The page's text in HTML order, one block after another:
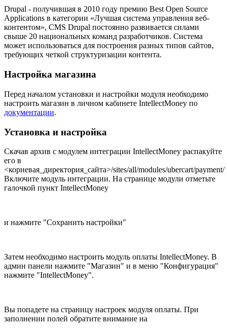
Drupal - получившая в 2010 году премию Best Open Source
Applications в категории «Лучшая система управления веб-
контентом», CMS Drupal постоянно развивается силами
свыше 20 национальных команд разработчиков. Система
может использоваться для построения разных типов сайтов,
требующих четкой структуризации контента.
Настройка магазина
Перед началом установки и настройки модуля необходимо
настроить магазин в личном кабинете IntellectMoney по
документации.
Установка и настройка
Скачав архив с модулем интеграции IntellectMoney распакуйте
его в
<корневая_директория_сайта>/sites/all/modules/ubercart/payment/
Включите модуль интеграции. На странице модули отметьте
галочкой пункт IntellectMoney
и нажмите "Сохранить настройки"
Затем необходимо настроить модуль оплаты IntellectMoney. В
админ панели нажмите "Магазин" и в меню "Конфигурация"
нажмите "IntellectMoney".
Вы попадете на страницу настроек модуля оплаты. При
заполнении полей обратите внимание на